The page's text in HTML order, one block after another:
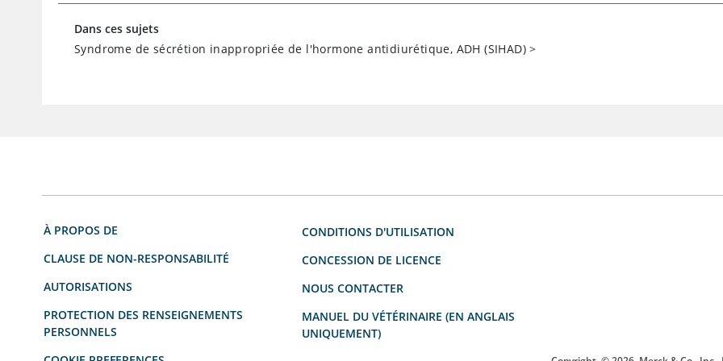
Dans ces sujets
Syndrome de sécrétion inappropriée de l'hormone antidiurétique, ADH (SIHAD) >
À PROPOS DE
CLAUSE DE NON-RESPONSABILITÉ
AUTORISATIONS
PROTECTION DES RENSEIGNEMENTS
PERSONNELS
CONDITIONS D'UTILISATION
CONCESSION DE LICENCE
NOUS CONTACTER
MANUEL DU VÉTÉRINAIRE (EN ANGLAIS
UNIQUEMENT)